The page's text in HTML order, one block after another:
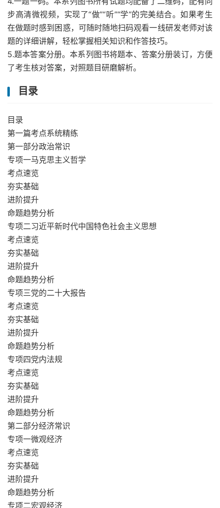
步高清微视频，实现了“做”“听”“学”的完美结合。如果考生
在做题时感到困惑，可随时随地扫码观看一线研发老师对该
题的详细讲解，轻松掌握相关知识和作答技巧。
5.题本答案分册。本系列图书将题本、答案分册装订，方便
了考生核对答案，对照题目研磨解析。
目录
目录
第一篇考点系统精练
第一部分政治常识
专项一马克思主义哲学
考点速览
夯实基础
进阶提升
命题趋势分析
专项二习近平新时代中国特色社会主义思想
考点速览
夯实基础
进阶提升
命题趋势分析
专项三党的二十大报告
考点速览
夯实基础
进阶提升
命题趋势分析
专项四党内法规
考点速览
夯实基础
进阶提升
命题趋势分析
第二部分经济常识
专项一微观经济
考点速览
夯实基础
进阶提升
命题趋势分析
专项二宏观经济